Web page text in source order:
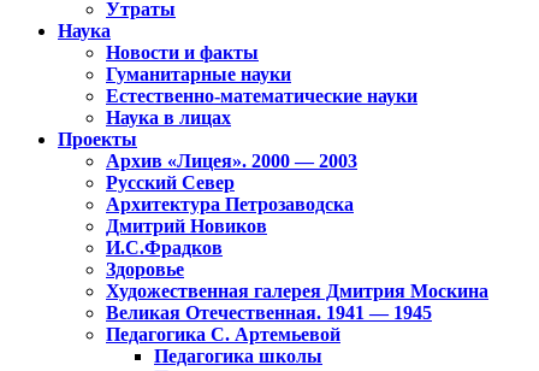
Утраты
Наука
Новости и факты
Гуманитарные науки
Естественно-математические науки
Наука в лицах
Проекты
Архив «Лицея». 2000 — 2003
Русский Север
Архитектура Петрозаводска
Дмитрий Новиков
И.С.Фрадков
Здоровье
Художественная галерея Дмитрия Москина
Великая Отечественная. 1941 — 1945
Педагогика С. Артемьевой
Педагогика школы